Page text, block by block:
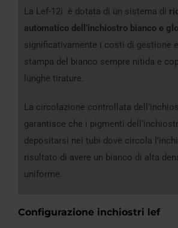
La Lef-12i è dotata di un sistema di
automatico dell’inchiostro bianco e
significativamente i costi di gestione
stampa del bianco sempre nitida e
lunghe tirature.
La circolazione controllata
garantisce che i pigmenti
depositarsi nei tubi dove circola
risultato di avere un bianco di alta
uniforme.
Configurazione inchiostri lef